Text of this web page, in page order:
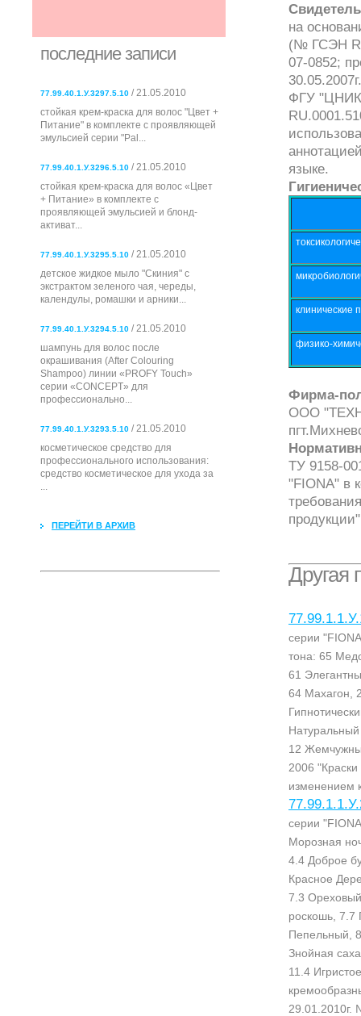
последние записи
77.99.40.1.У.3297.5.10 / 21.05.2010
стойкая крем-краска для волос "Цвет +
Питание" в комплекте с проявляющей
эмульсией серии "Pal...
77.99.40.1.У.3296.5.10 / 21.05.2010
стойкая крем-краска для волос «Цвет
+ Питание» в комплекте с
проявляющей эмульсией и блонд-
активат...
77.99.40.1.У.3295.5.10 / 21.05.2010
детское жидкое мыло "Скиния" с
экстрактом зеленого чая, череды,
календулы, ромашки и арники...
77.99.40.1.У.3294.5.10 / 21.05.2010
шампунь для волос после
окрашивания (After Colouring
Shampoo) линии «PROFY Touch»
серии «CONCEPT» для
профессионально...
77.99.40.1.У.3293.5.10 / 21.05.2010
косметическое средство для
профессионального использования:
cредство косметическое для ухода за
...
ПЕРЕЙТИ В АРХИВ
на
(№ ГСЭН
07-0852;
ФГУ
языке.
клинические
физико-
Фирма-
ООО
ТУ 9158-
"FIONA" в
продукции"
Другая
серии
тона: 65
61
64 Махагон,
12
2006
изменением
серии
Морозная
4.4 Доброе
Красное
7.3
роскошь, 7.7
Пепельный,
Знойная
11.4
29.01.2010г.